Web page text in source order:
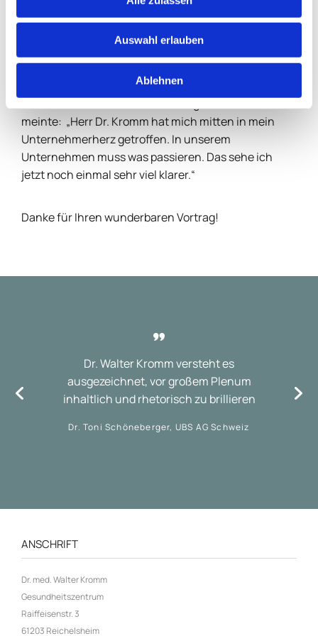
Auswahl erlauben
Ablehnen
Unternehmens an. Er sagte: „Das war mit großem
Abstand der beste Vortrag, den ich jemals gehört
habe. Damit kann ich so viel anfangen.“
Die Geschäftsführerin einer großen regionalen Kette
meinte: „Herr Dr. Kromm hat mich mitten in mein
Unternehmerherz getroffen. In unserem
Unternehmen muss was passieren. Das sehe ich
jetzt noch einmal sehr viel klarer.“
Danke für Ihren wunderbaren Vortrag!
Dr. Walter Kromm versteht es
ausgezeichnet, vor großem Plenum
inhaltlich und rhetorisch zu brillieren
Dr. Toni Schöneberger, UBS AG Schweiz
ANSCHRIFT
Dr. med. Walter Kromm
Gesundheitszentrum
Raiffeisenstr. 3
61203 Reichelsheim